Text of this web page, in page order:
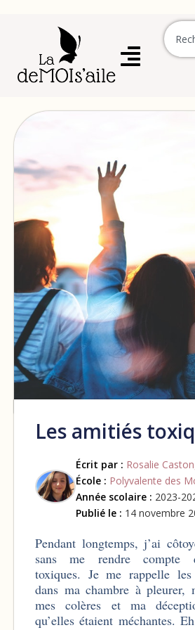
Les amitiés
Écrit par : Rosalie
École : Polyvalente des
Année scolaire : 2023-
Publié le : 14 novembre
Pendant longtemps, j’ai
sans me rendre compte
toxiques. Je me rappelle les
dans ma chambre à pleurer,
mes colères et ma
qu’elles étaient méchantes.